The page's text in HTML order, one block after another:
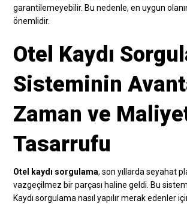
garantilemeyebilir. Bu nedenle, en uygun
önemlidir.
Otel Kaydı
Sisteminin
Zaman ve
Tasarrufu
Otel kaydı sorgulama, son yıllarda seyahat
vazgeçilmez bir parçası haline geldi. Bu
Kaydı sorgulama nasıl yapılır merak edenler